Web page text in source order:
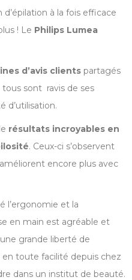
à la fois efficace
! Le Philips Lumea
d’avis clients partagés
sont ravis de ses
d’utilisation.
résultats incroyables en
. Ceux-ci s’observent
encore plus avec
l’ergonomie et la
en main est agréable et
grande liberté de
toute facilité depuis chez
dans un institut de beauté.